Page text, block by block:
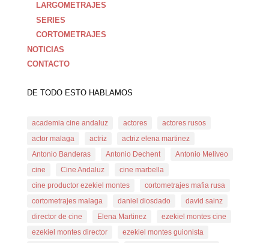
LARGOMETRAJES
SERIES
CORTOMETRAJES
NOTICIAS
CONTACTO
DE TODO ESTO HABLAMOS
academia cine andaluz actores
actores rusos
actor malaga
actriz
actriz elena martinez
Antonio Banderas
Antonio Dechent
Antonio Meliveo
cine
Cine Andaluz
cine marbella
cine productor ezekiel montes
cortometrajes mafia rusa
cortometrajes malaga
daniel diosdado
david sainz
director de cine
Elena Martinez
ezekiel montes cine
ezekiel montes director
ezekiel montes guionista